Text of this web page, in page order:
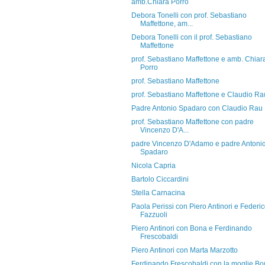
amb.Chiara Porro
Debora Tonelli con prof. Sebastiano
Maffettone, am...
Debora Tonelli con il prof. Sebastiano
Maffettone
prof. Sebastiano Maffettone e amb.
Porro
prof. Sebastiano Maffettone
prof. Sebastiano Maffettone e Claudio
Padre Antonio Spadaro con Claudio Rau
prof. Sebastiano Maffettone con padre
Vincenzo D'A...
padre Vincenzo D'Adamo e padre
Spadaro
Nicola Capria
Bartolo Ciccardini
Stella Carnacina
Paola Perissi con Piero Antinori e
Fazzuoli
Piero Antinori con Bona e Ferdinando
Frescobaldi
Piero Antinori con Marta Marzotto